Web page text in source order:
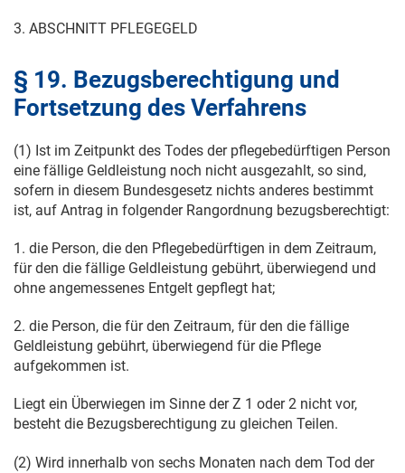
3. ABSCHNITT PFLEGEGELD
§ 19. Bezugsberechtigung und
Fortsetzung des Verfahrens
(1) Ist im Zeitpunkt des Todes der pflegebedürftigen Person
eine fällige Geldleistung noch nicht ausgezahlt, so sind,
sofern in diesem Bundesgesetz nichts anderes bestimmt
ist, auf Antrag in folgender Rangordnung bezugsberechtigt:
1. die Person, die den Pflegebedürftigen in dem Zeitraum,
für den die fällige Geldleistung gebührt, überwiegend und
ohne angemessenes Entgelt gepflegt hat;
2. die Person, die für den Zeitraum, für den die fällige
Geldleistung gebührt, überwiegend für die Pflege
aufgekommen ist.
Liegt ein Überwiegen im Sinne der Z 1 oder 2 nicht vor,
besteht die Bezugsberechtigung zu gleichen Teilen.
(2) Wird innerhalb von sechs Monaten nach dem Tod der